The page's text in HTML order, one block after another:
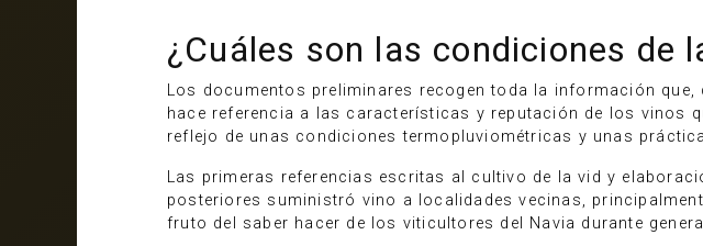
¿Cuáles son las condiciones de
Los documentos preliminares recogen toda la información
hace referencia a las características y reputación de los vinos
reflejo de unas condiciones termopluviométricas y unas
Las primeras referencias escritas al cultivo de la vid y
posteriores suministró vino a localidades vecinas,
fruto del saber hacer de los viticultores del Navia durante